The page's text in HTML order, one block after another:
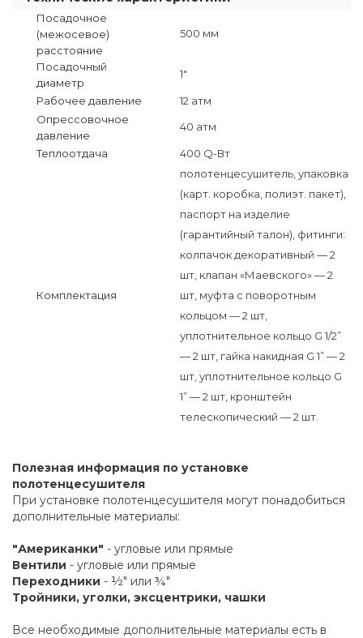
Посадочное
(межосевое)
расстояние
500 мм
Посадочный
диаметр
1"
Рабочее давление
12 атм
Опрессовочное
давление
40 атм
Теплоотдача 400 Q-Вт
Комплектация
полотенцесушитель, упаковка
(карт. коробка, полиэт. пакет),
паспорт на изделие
(гарантийный талон), фитинги:
колпачок декоративный — 2
шт, клапан «Маевского» — 2
шт, муфта с поворотным
кольцом — 2 шт,
уплотнительное кольцо G 1/2”
— 2 шт, гайка накидная G 1” — 2
шт, уплотнительное кольцо G
1” — 2 шт, кронштейн
телескопический — 2 шт.
Полезная информация по установке
полотенцесушителя
При установке полотенцесушителя могут понадобиться
дополнительные материалы:
"Американки" - угловые или прямые
Вентили - угловые или прямые
Переходники - ½" или ¾"
Тройники, уголки, эксцентрики, чашки
Все необходимые дополнительные материалы есть в